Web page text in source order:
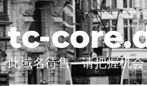
tc-
此域名待售 - 请把握机会